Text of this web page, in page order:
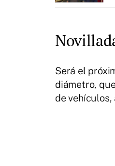
Será el
diámetro,
de